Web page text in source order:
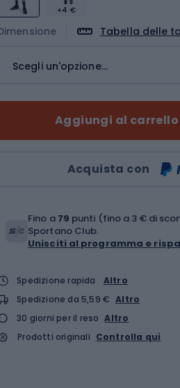
+4 €
Tabella delle
Scegli un'opzione...
Aggiungi al carrello
Acquista con
Fino a 79 punti (fino a 3 € di
Sportano Club.
Unisciti al programma e
Spedizione rapida
Altro
Spedizione da 5,59 € Altro
30 giorni per il reso Altro
Prodotti originali Controlla qui